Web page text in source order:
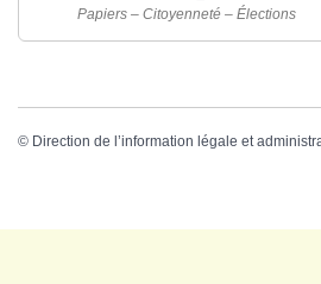
Papiers – Citoyenneté – Élections
© Direction de l’information légale et